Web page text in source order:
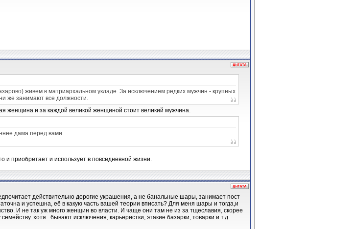
живем в матриархальном укладе. За исключением редких мужчин - крупных
же занимают все должности.
женщина и за каждой великой женщиной стоит великий мужчина.
дама перед вами.
и приобретает и использует в повседневной жизни.
действительно дорогие украшения, а не банальные шары, занимает пост
и успешна, её в какую часть вашей теории вписать? Для меня шары и тогда,и
И не так уж много женщин во власти. И чаще они там не из за тщеславия, скорее
хотя...бывают исключения, карьеристки, этакие базарки, товарки и т.д.